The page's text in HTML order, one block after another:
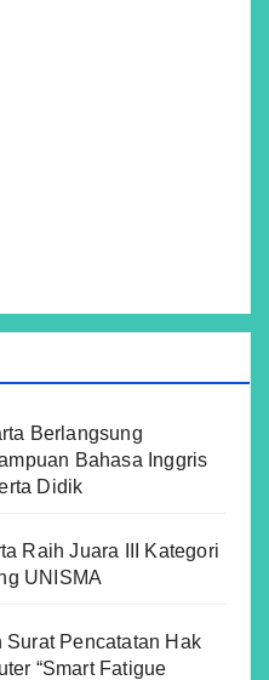
Berlangsung
Bahasa Inggris
Didik
Raih Juara III Kategori
UNISMA
Surat Pencatatan Hak
“Smart Fatigue